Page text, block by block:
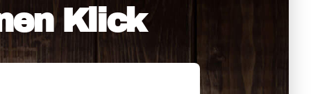
Klick